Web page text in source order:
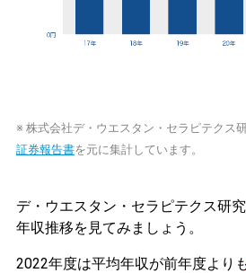
※ 株式会社デ・ウエスタン・セラピテクス
証券報告書を元に集計しています。
デ・ウエスタン・セラピテクス研
年収推移を見てみましょう。
2022年度は平均年収が前年度より